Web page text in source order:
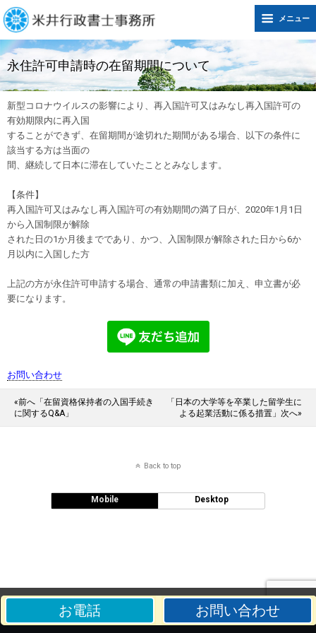
メニュー
永住許可申請時の在留期間について
新型コロナウイルスの影響により、再入国許可又はみなし再入国許可の
有効期限内に再入国
することができず、在留期間が途切れた期間がある場合、以下の条件に
該当する方は当面の
間、継続して日本に滞在していたこととみなします。
【条件】
再入国許可又はみなし再入国許可の有効期間の満了日が、2020年1月1日
から入国制限が解除
された日の1か月後までであり、かつ、入国制限が解除された日から6か
月以内に入国した方
上記の方が永住許可申請する場合、通常の申請書類に加え、申立書が必
要になります。
お問い合わせ
«前へ「在留資格保持者の入国手続き
に関するQ&A」
「日本の大学等を卒業した留学生に
よる起業活動に係る措置」次へ»
お電話 お問い合わせ
Back to top
Mobile Desktop